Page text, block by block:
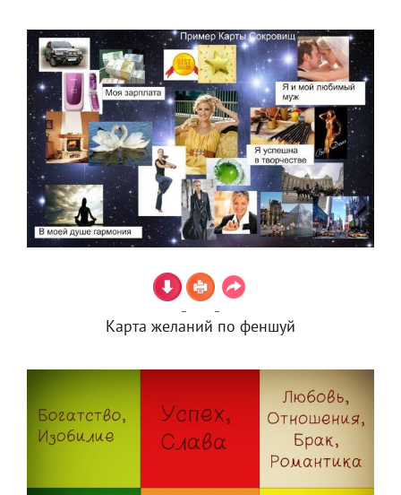
Карта желаний по феншуй